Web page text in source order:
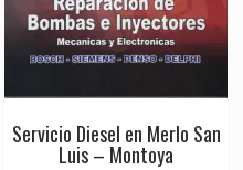
Servicio Diesel en Merlo San
Luis – Montoya